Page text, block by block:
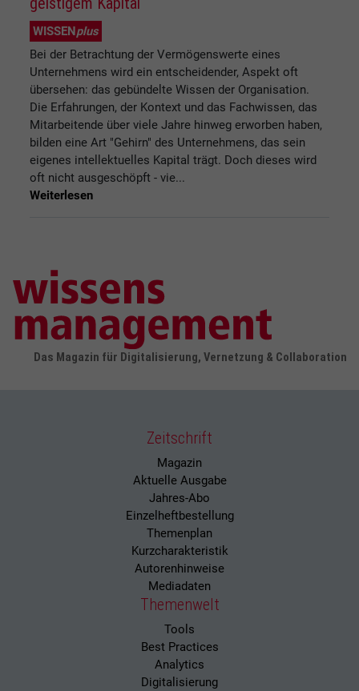
WISSENplus
Bei der Betrachtung der Vermögenswerte eines
Unternehmens wird ein entscheidender, Aspekt oft
übersehen: das gebündelte Wissen der Organisation.
Die Erfahrungen, der Kontext und das Fachwissen, das
Mitarbeitende über viele Jahre hinweg erworben haben,
bilden eine Art "Gehirn" des Unternehmens, das sein
eigenes intellektuelles Kapital trägt. Doch dieses wird
oft nicht ausgeschöpft - vie...
Weiterlesen
Das Magazin für Digitalisierung, Vernetzung & Collaboration
Zeitschrift
Magazin
Aktuelle Ausgabe
Jahres-Abo
Einzelheftbestellung
Themenplan
Kurzcharakteristik
Autorenhinweise
Mediadaten
Themenwelt
Tools
Best Practices
Analytics
Digitalisierung